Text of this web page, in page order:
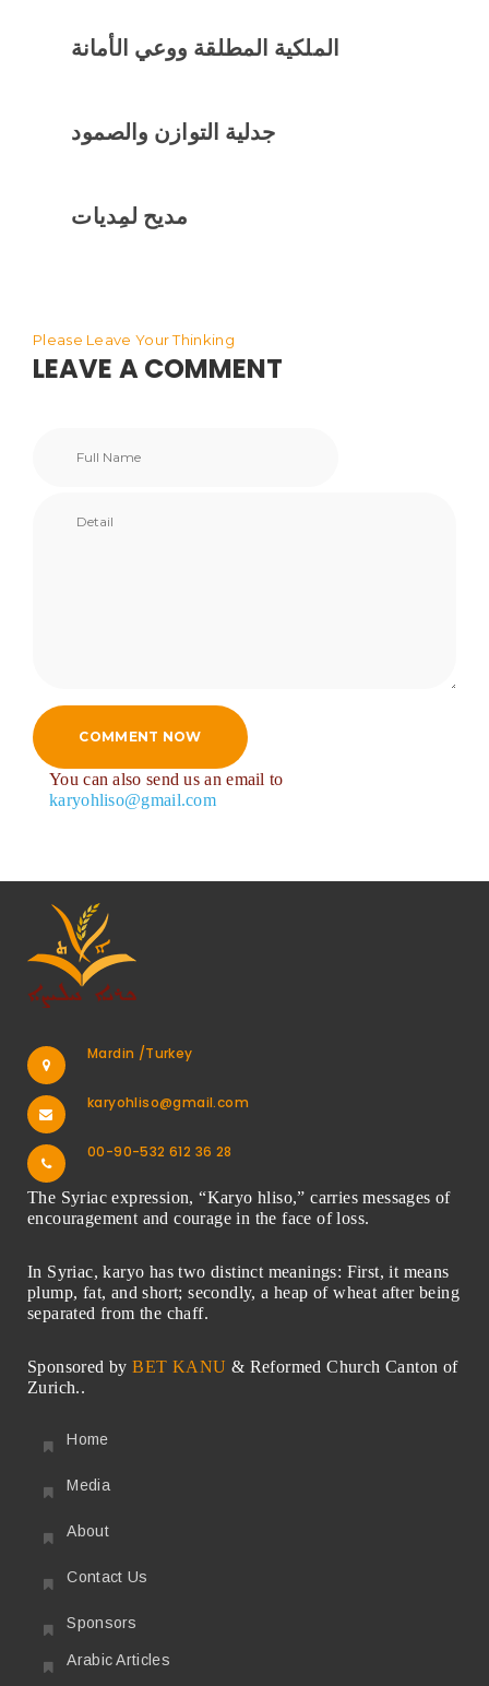
الملكية المطلقة ووعي الأمانة
جدلية التوازن والصمود
مديح لمِديات
Please Leave Your Thinking
LEAVE A COMMENT
COMMENT NOW
You can also send us an email to
karyohliso@gmail.com
Mardin /Turkey
karyohliso@gmail.com
00-90-532 612 36 28
The Syriac expression, “Karyo hliso,” carries messages of
encouragement and courage in the face of loss.
In Syriac, karyo has two distinct meanings: First, it means
plump, fat, and short; secondly, a heap of wheat after being
separated from the chaff.
Sponsored byBET KANU & Reformed Church Canton of
Zurich..
Home
Media
About
Contact Us
Sponsors
Arabic Articles